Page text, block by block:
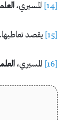
[14] المسيري،
[15] يقصد تعاطيها.
[16] المسيري،